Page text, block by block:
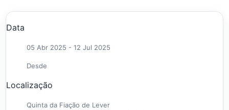
Data
05 Abr 2025 - 12 Jul 2025
Desde
Localização
Quinta da Fiação de Lever